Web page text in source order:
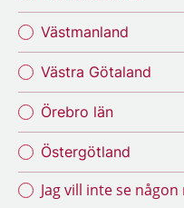
Västmanland
Västra Götaland
Örebro län
Östergötland
Jag vill inte se